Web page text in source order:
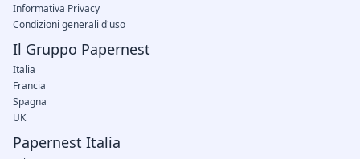
Informativa Privacy
Condizioni generali d'uso
Il Gruppo Papernest
Italia
Francia
Spagna
UK
Papernest Italia